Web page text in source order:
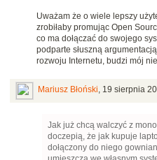
Uważam że o wiele lepszy
zrobiłaby promując Open
co ma dołączać do swojego
podparte słuszną
rozwoju Internetu, budzi mój
Mariusz Błoński, 19 sierpnia
Jak już chcą walczyć z
doczepią, że jak kupuje
dołączony do niego